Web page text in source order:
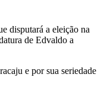
disputará a eleição na
de Edvaldo a
e por sua seriedade